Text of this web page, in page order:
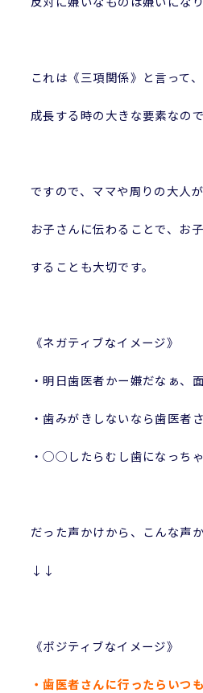
これは《三項関係》と言って
成長する時の大きな要素なので
ですので、ママや周りの大人
お子さんに伝わることで、お
することも大切です。
《ネガティブなイメージ》
・明日歯医者かー嫌だなぁ、
・歯みがきしないなら歯医者
・◯◯したらむし歯になっちゃ
だった声かけから、こんな声
↓↓
《ポジティブなイメージ》
・歯医者さんに行ったらいつ